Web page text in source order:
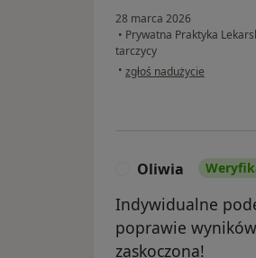
28 marca 2026
• Prywatna Praktyka
tarczycy
• w opinii użytkownika Sylwia
zgłoś nadużycie
Oliwia
Indywidualne
poprawie
zaskoczona!